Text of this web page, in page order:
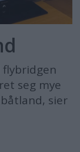
seg mye
sier